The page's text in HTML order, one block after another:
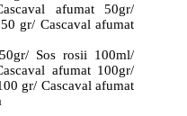
afumat 50gr/
gr/ Cascaval afumat
Sos rosii 100ml/
afumat 100gr/
gr/ Cascaval afumat